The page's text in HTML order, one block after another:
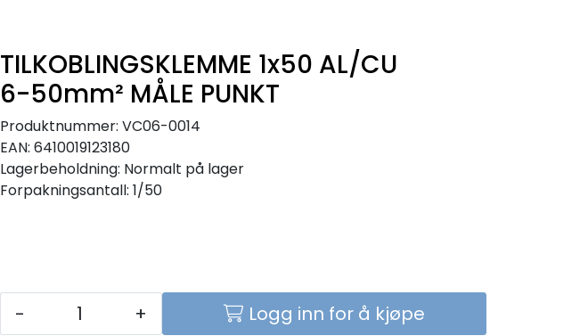
TILKOBLINGSKLEMME 1x50 AL/CU
6-50mm² MÅLE PUNKT
Produktnummer: VC06-0014
EAN: 6410019123180
Lagerbeholdning: Normalt på lager
Forpakningsantall: 1/50
- + Logg inn for å kjøpe